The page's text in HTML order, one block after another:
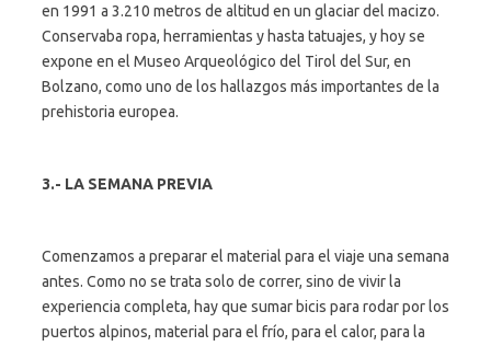
en 1991 a 3.210 metros de altitud en un glaciar del macizo.
Conservaba ropa, herramientas y hasta tatuajes, y hoy se
expone en el Museo Arqueológico del Tirol del Sur, en
Bolzano, como uno de los hallazgos más importantes de la
prehistoria europea.
3.- LA SEMANA PREVIA
Comenzamos a preparar el material para el viaje una semana
antes. Como no se trata solo de correr, sino de vivir la
experiencia completa, hay que sumar bicis para rodar por los
puertos alpinos, material para el frío, para el calor, para la